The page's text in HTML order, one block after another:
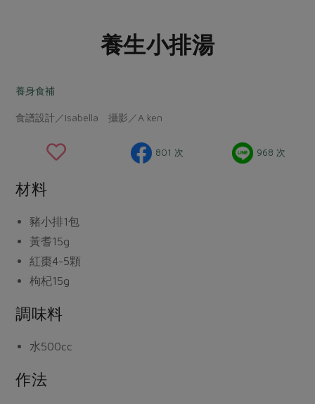
水產
調理食材・點心
調味醬料/南北貨 烘焙
保健食品
居家好物
美妝保養
日用品
防災用品
最新產品
湯品．鍋物
漬物
飲品
主題食譜
異國料理
節慶大餐
合作25-經典快閃最後一週
合作25-精選產品第四彈
更多當季產品
議題活動
主婦聯盟X樂齡網特約優惠案
30%rPET紅烏龍茶
2024農業發展計畫年度報告
傳到心坎裡，誠心又澎派
親子食育
關注議題
減硝酸鹽 惜食
非基改運動 支持本土農糧
減添加物
公益金
更多議題
生活者e週報
綠主張月刊
產品檢驗
自主把關
檢驗報告
社員權益
合作社法規
社務專區
最新消息
養生小排湯
養身食補
食譜設計／Isabella 攝影／A ken
801 次 968 次
材料
豬小排1包
黃耆15g
紅棗4-5顆
枸杞15g
調味料
水500cc
作法